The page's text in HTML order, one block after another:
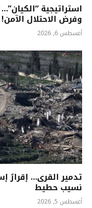
استراتيجية
وفرض الاحتلال
أغسطس 6, 2026
تدمير القرى… إقرارٌ
نسيب حطيط
أغسطس 5, 2026